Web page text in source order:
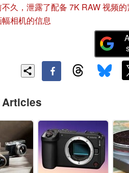
久，泄露了配备 7K RAW 视频的
相机的信息